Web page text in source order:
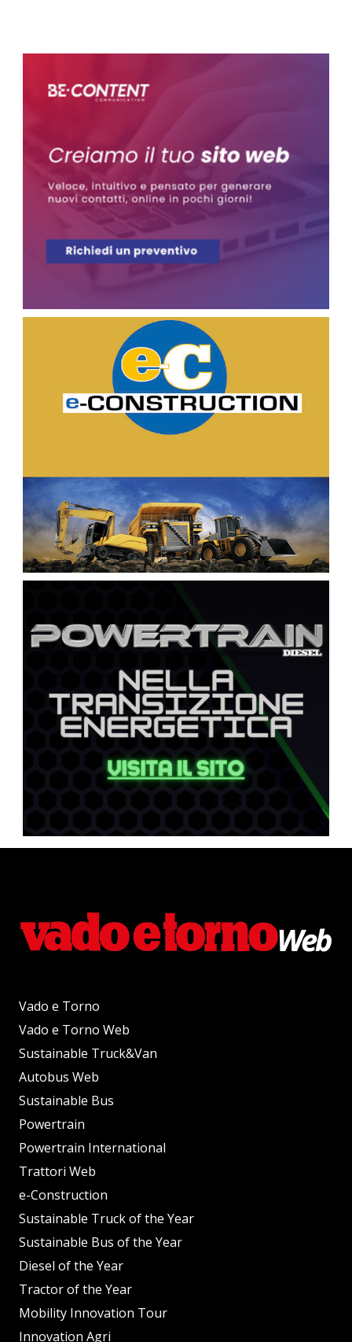
Vado e Torno
Vado e Torno Web
Sustainable Truck&Van
Autobus Web
Sustainable Bus
Powertrain
Powertrain International
Trattori Web
e-Construction
Sustainable Truck of the Year
Sustainable Bus of the Year
Diesel of the Year
Tractor of the Year
Mobility Innovation Tour
Innovation Agri